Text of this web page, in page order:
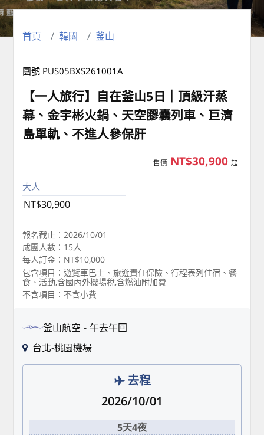
首頁 韓國 釜山
團號 PUS05BXS261001A
【一人旅行】自在釜山5日｜頂級汗蒸
幕、金宇彬火鍋、天空膠囊列車、巨濟
島單軌、不進人參保肝
售價 NT$30,900 起
大人
NT$30,900
報名截止：2026/10/01
成團人數：15人
每人訂金：NT$10,000
包含項目：遊覽車巴士、旅遊責任保險、行程表列住宿、餐
食、活動,含國內外機場稅,含燃油附加費
不含項目：不含小費
釜山航空
午去午回
台北-桃園機場
去程
2026/10/01
5天4夜